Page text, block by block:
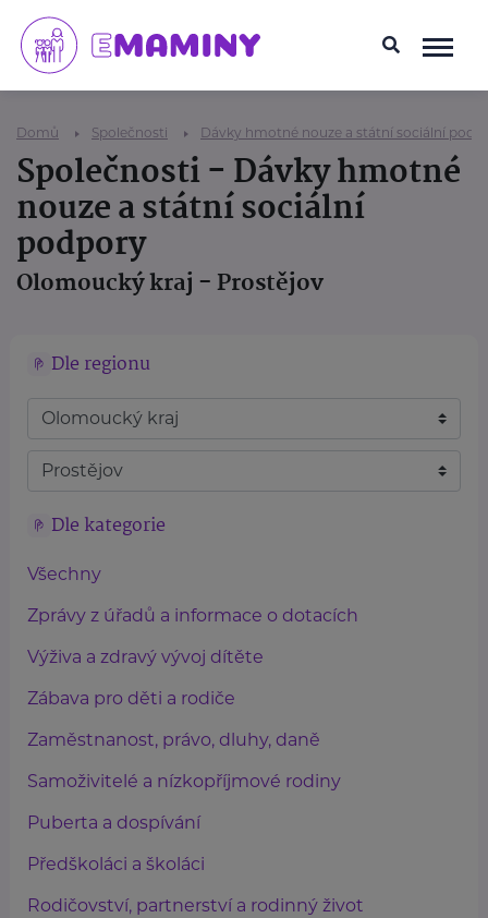
Domů Společnosti Dávky hmotné nouze a státní sociální
Společnosti - Dávky hmotné
nouze a státní sociální
podpory
Olomoucký kraj - Prostějov
Dle regionu
Dle kategorie
Všechny
Zprávy z úřadů a informace o dotacích
Výživa a zdravý vývoj dítěte
Zábava pro děti a rodiče
Zaměstnanost, právo, dluhy, daně
Samoživitelé a nízkopříjmové rodiny
Puberta a dospívání
Předškoláci a školáci
Rodičovství, partnerství a rodinný život